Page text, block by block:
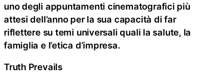
uno degli appuntamenti cinematografici più
attesi dell’anno per la sua capacità di far
riflettere su temi universali quali la salute, la
famiglia e l’etica d’impresa.
Truth Prevails